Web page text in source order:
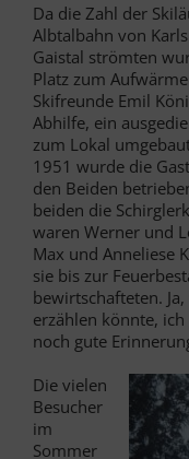
Da die Zahl der
Albtalbahn von
Gaistal strömten
Platz zum
Skifreunde Emil
Abhilfe, ein
zum Lokal
1951 wurde die
den Beiden
beiden die
waren Werner und
Max und Anneliese
sie bis zur
bewirtschafteten.
erzählen könnte,
noch gute
Die vielen
Besucher
im
Sommer